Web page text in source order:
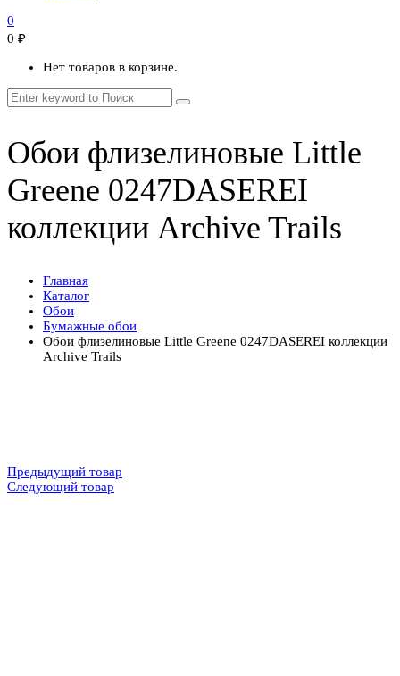
0
0 ₽
Нет товаров в корзине.
Обои флизелиновые Little
Greene 0247DASEREI
коллекции Archive Trails
Главная
Каталог
Обои
Бумажные обои
Обои флизелиновые Little Greene 0247DASEREI коллекции
Archive Trails
Предыдущий товар
Следующий товар